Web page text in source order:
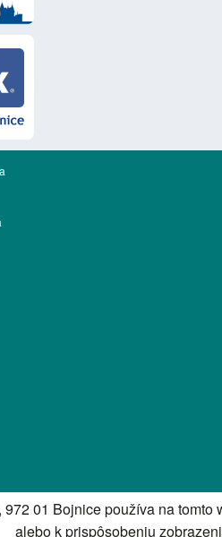
01 Bojnice používa na
alebo k prispôsobeniu